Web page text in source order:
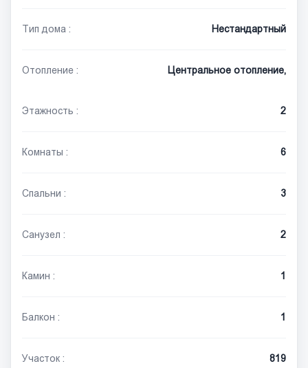
Тип дома : Нестандартный
Отопление : Центральное отопление,
Этажность : 2
Комнаты : 6
Спальни : 3
Санузел : 2
Камин : 1
Балкон : 1
Участок : 819